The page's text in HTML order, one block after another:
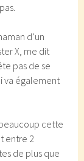
d’un
X, me dit
pas de se
va également
cette
entre 2
de plus que